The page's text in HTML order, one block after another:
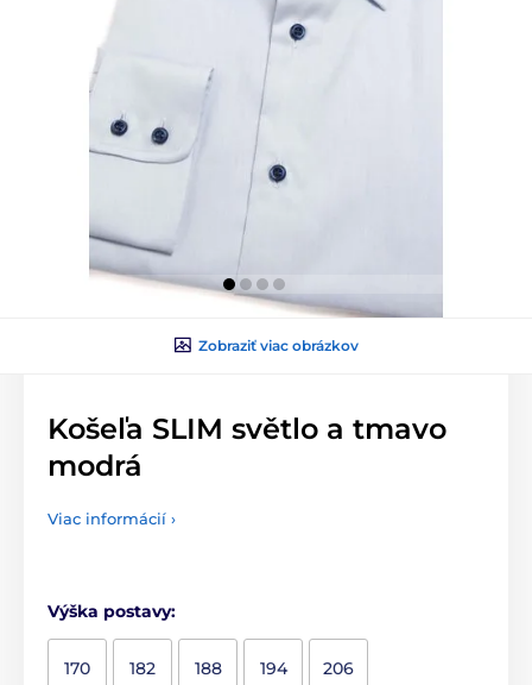
Zobraziť viac obrázkov
Košeľa SLIM světlo a tmavo
modrá
Viac informácií ›
Výška postavy:
170 182 188 194 206